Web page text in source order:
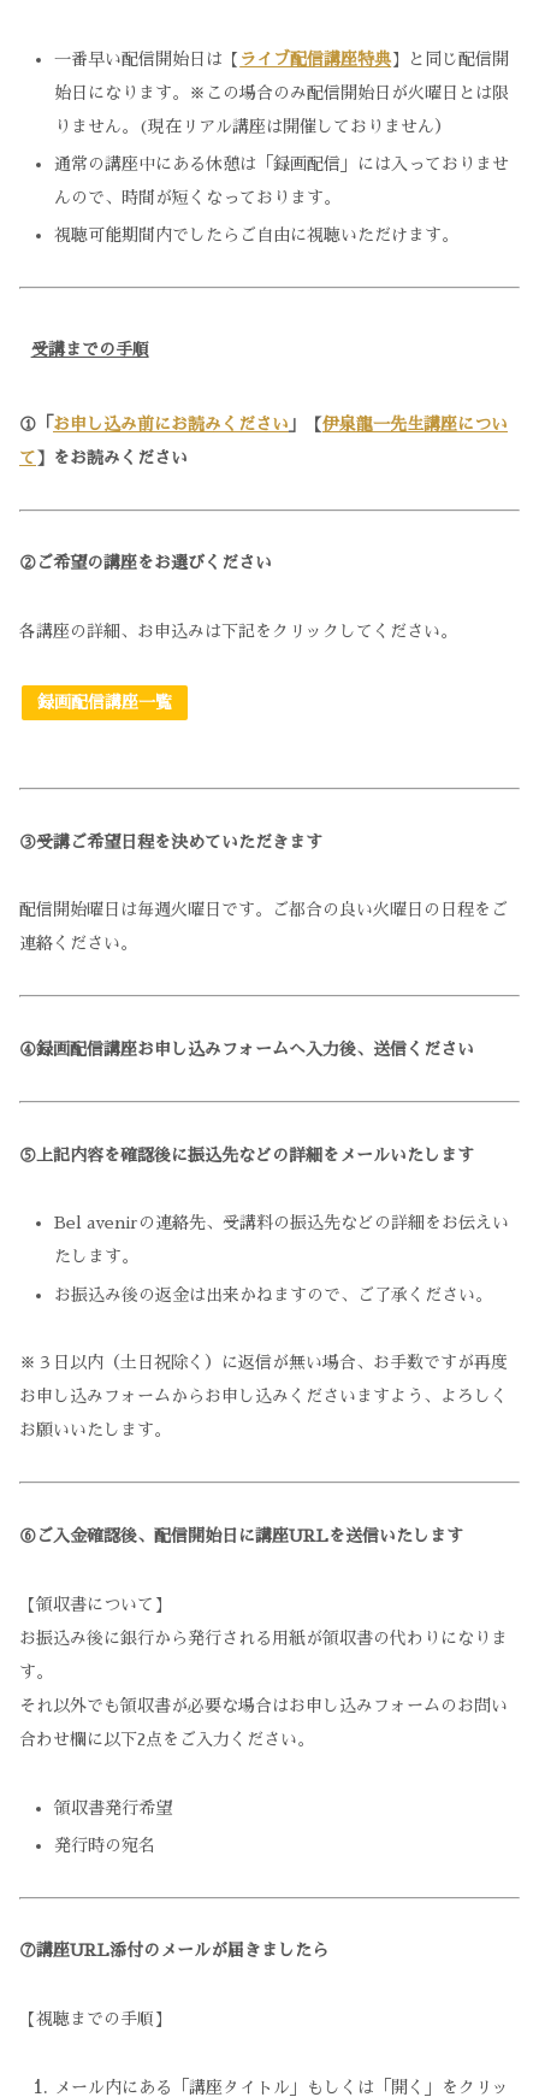
一番早い配信開始日は【 ライブ配信講座特典】と同じ配信開
始日になります。※この場合のみ配信開始日が火曜日とは限
りません。(現在リアル講座は開催しておりません）
通常の講座中にある休憩は「録画配信」には入っておりませ
んので、時間が短くなっております。
視聴可能期間内でしたらご自由に視聴いただけます。
受講までの手順
①「 お申し込み前にお読みください 」 【伊泉龍一先生講座につい
て 】 をお読みください
②ご希望の講座をお選びください
各講座の詳細、お申込みは下記をクリックしてください。
録画配信講座一覧
③受講ご希望日程を決めていただきます
配信開始曜日は毎週火曜日です。ご都合の良い火曜日の日程をご
連絡ください。
④録画配信講座お申し込みフォームへ入力後、送信ください
⑤上記内容を確認後に振込先などの詳細をメールいたします
Bel avenirの連絡先、受講料の振込先などの詳細をお伝えい
たします。
お振込み後の返金は出来かねますので、ご了承ください。
※３日以内（土日祝除く）に返信が無い場合、お手数ですが再度
お申し込みフォームからお申し込みくださいますよう、よろしく
お願いいたします。
⑥ご入金確認後、配信開始日に講座URLを送信いたします
【領収書について】
お振込み後に銀行から発行される用紙が領収書の代わりになりま
す。
それ以外でも領収書が必要な場合はお申し込みフォームのお問い
合わせ欄に以下2点をご入力ください。
領収書発行希望
発行時の宛名
⑦講座URL添付のメールが届きましたら
【視聴までの手順】
メール内にある「講座タイトル」もしくは「開く」をクリッ